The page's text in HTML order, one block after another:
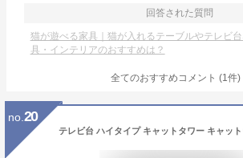
回答された質問
猫が遊べる家具｜猫が入れるテーブルやテレビ
具・インテリアのおすすめは？
全てのおすすめコメント (1件)
no. 20